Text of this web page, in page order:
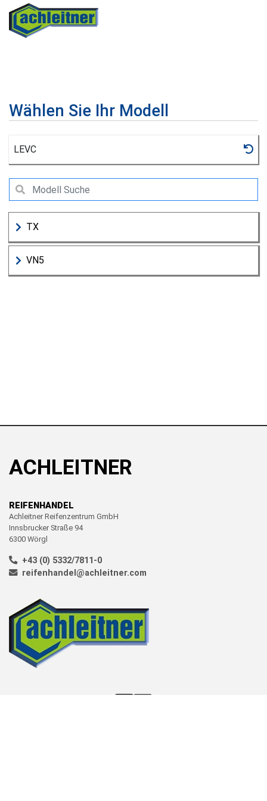
Wählen Sie Ihr Modell
LEVC
TX
VN5
ACHLEITNER
REIFENHANDEL
Achleitner Reifenzentrum GmbH
Innsbrucker Straße 94
6300 Wörgl
+43 (0) 5332/7811-0
reifenhandel@achleitner.com